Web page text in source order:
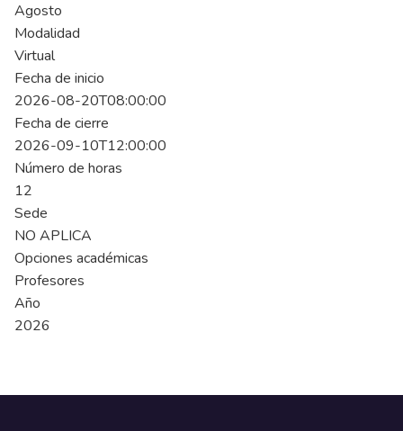
Agosto
Modalidad
Virtual
Fecha de inicio
2026-08-20T08:00:00
Fecha de cierre
2026-09-10T12:00:00
Número de horas
12
Sede
NO APLICA
Opciones académicas
Profesores
Año
2026